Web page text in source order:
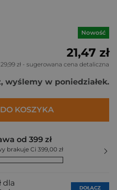
Nowość
21,47 zł
29,99 zł - sugerowana cena detaliczna
wyślemy w poniedziałek.
KOSZYKA
od 399 zł
brakuje Ci 399,00 zł
dla
DOŁĄCZ